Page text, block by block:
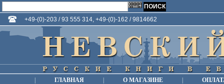
+49-(0)-203 / 93 555 314, +49-(0)-162 / 9814662
ГЛАВНАЯ О МАГАЗИНЕ